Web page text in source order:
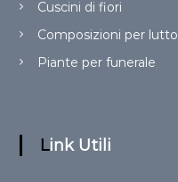
Cuscini di fiori
Composizioni per lutto
Piante per funerale
Link Utili